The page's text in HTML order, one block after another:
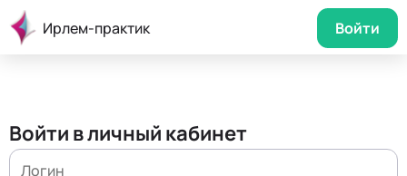
Ирлем-практик Войти
Войти в личный кабинет